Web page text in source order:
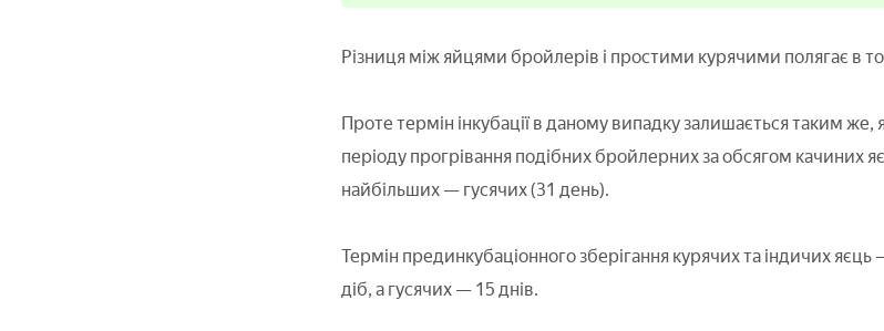
Різниця між яйцями бройлерів і простими курячими полягає в
Проте термін інкубації в даному випадку залишається таким же,
періоду прогрівання подібних бройлерних за обсягом качиних
найбільших — гусячих (31 день).
Термін прединкубаціонного зберігання курячих та індичих
діб, а гусячих — 15 днів.